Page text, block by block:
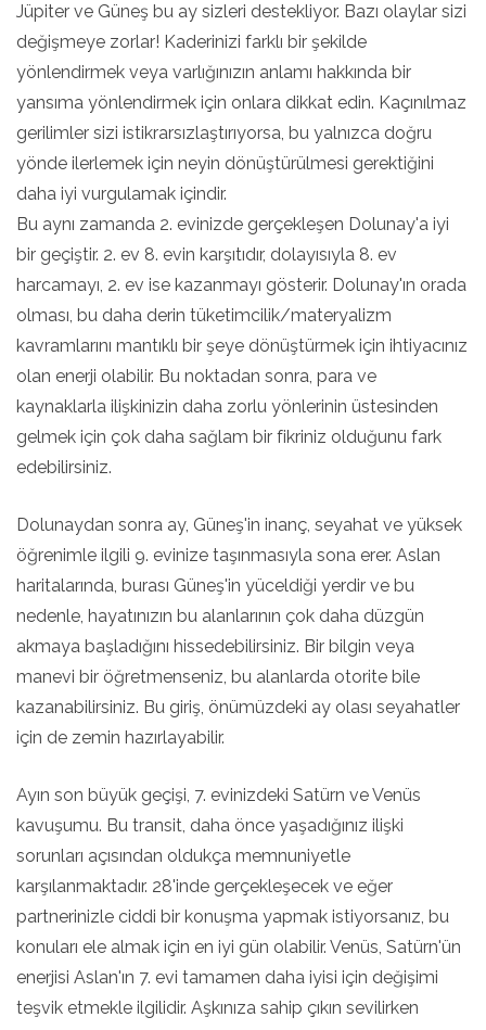
Jüpiter ve Güneş bu ay sizleri destekliyor. Bazı olaylar sizi
değişmeye zorlar! Kaderinizi farklı bir şekilde
yönlendirmek veya varlığınızın anlamı hakkında bir
yansıma yönlendirmek için onlara dikkat edin. Kaçınılmaz
gerilimler sizi istikrarsızlaştırıyorsa, bu yalnızca doğru
yönde ilerlemek için neyin dönüştürülmesi gerektiğini
daha iyi vurgulamak içindir.
Bu aynı zamanda 2. evinizde gerçekleşen Dolunay'a iyi
bir geçiştir. 2. ev 8. evin karşıtıdır, dolayısıyla 8. ev
harcamayı, 2. ev ise kazanmayı gösterir. Dolunay'ın orada
olması, bu daha derin tüketimcilik/materyalizm
kavramlarını mantıklı bir şeye dönüştürmek için ihtiyacınız
olan enerji olabilir. Bu noktadan sonra, para ve
kaynaklarla ilişkinizin daha zorlu yönlerinin üstesinden
gelmek için çok daha sağlam bir fikriniz olduğunu fark
edebilirsiniz.
Dolunaydan sonra ay, Güneş'in inanç, seyahat ve yüksek
öğrenimle ilgili 9. evinize taşınmasıyla sona erer. Aslan
haritalarında, burası Güneş'in yüceldiği yerdir ve bu
nedenle, hayatınızın bu alanlarının çok daha düzgün
akmaya başladığını hissedebilirsiniz. Bir bilgin veya
manevi bir öğretmenseniz, bu alanlarda otorite bile
kazanabilirsiniz. Bu giriş, önümüzdeki ay olası seyahatler
için de zemin hazırlayabilir.
Ayın son büyük geçişi, 7. evinizdeki Satürn ve Venüs
kavuşumu. Bu transit, daha önce yaşadığınız ilişki
sorunları açısından oldukça memnuniyetle
karşılanmaktadır. 28'inde gerçekleşecek ve eğer
partnerinizle ciddi bir konuşma yapmak istiyorsanız, bu
konuları ele almak için en iyi gün olabilir. Venüs, Satürn'ün
enerjisi Aslan'ın 7. evi tamamen daha iyisi için değişimi
teşvik etmekle ilgilidir. Aşkınıza sahip çıkın sevilirken